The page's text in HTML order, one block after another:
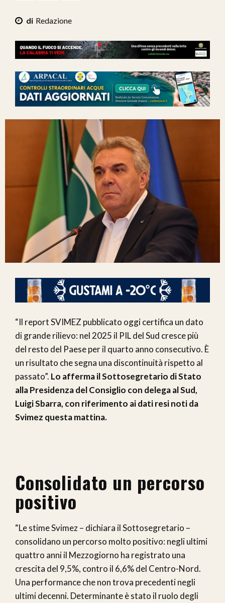
Redazione
“Il report SVIMEZ pubblicato oggi certifica un dato
di grande rilievo: nel 2025 il PIL del Sud cresce più
del resto del Paese per il quarto anno consecutivo. È
un risultato che segna una discontinuità rispetto al
passato”. Lo afferma il Sottosegretario di Stato
alla Presidenza del Consiglio con delega al Sud,
Luigi Sbarra, con riferimento ai dati resi noti da
Svimez questa mattina.
Consolidato un percorso
positivo
“Le stime Svimez – dichiara il Sottosegretario –
consolidano un percorso molto positivo: negli ultimi
quattro anni il Mezzogiorno ha registrato una
crescita del 9,5%, contro il 6,6% del Centro-Nord.
Una performance che non trova precedenti negli
ultimi decenni. Determinante è stato il ruolo degli